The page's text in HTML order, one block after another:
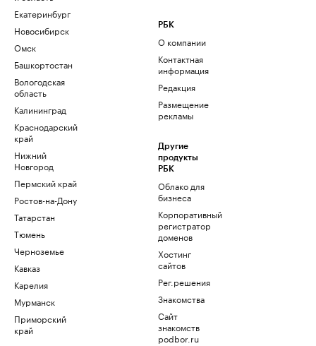
Екатеринбург
Новосибирск
Омск
Башкортостан
Вологодская
область
Калининград
Краснодарский
край
Нижний
Новгород
Пермский край
Ростов-на-Дону
Татарстан
Тюмень
Черноземье
Кавказ
Карелия
Мурманск
Приморский
край
РБК
О компании
Контактная
информация
Редакция
Размещение
рекламы
Другие
продукты
РБК
Облако для
бизнеса
Корпоративный
регистратор
доменов
Хостинг
сайтов
Рег.решения
Знакомства
Сайт
знакомств
podbor.ru